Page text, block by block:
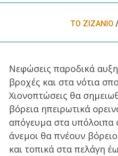
ΤΟ ΖΙΖΑΝΙΟ /
Νεφώσεις παροδικά
βροχές και στα νότια
Χιονοπτώσεις θα
βόρεια ηπειρωτικά
απόγευμα στα υπόλοιπα
άνεμοι θα πνέουν
και τοπικά στα πελάγη